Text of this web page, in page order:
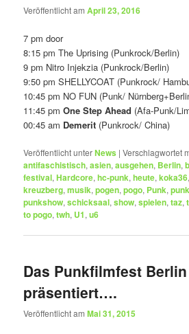
Veröffentlicht amApril 23, 2016
7 pm door
8:15 pm The Uprising (Punkrock/Berlin)
9 pm Nitro Injekzia (Punkrock/Berlin)
9:50 pm SHELLYCOAT (Punkrock/
10:45 pm NO FUN (Punk/
11:45 pmOne Step Ahead (Afa-Punk/
00:45 am Demerit (Punkrock/ China)
Veröffentlicht unterNews |Verschlagwortet
antifaschistisch,asien,ausgehen, Berlin,
festival,Hardcore,hc-punk,heute,koka36
kreuzberg,musik,pogen,pogo, Punk,
punkshow,schicksaal,show,spielen,taz,
to pogo,twh, U1,u6
Das Punkfilmfest Berlin
präsentiert….
Veröffentlicht amMai 31, 2015